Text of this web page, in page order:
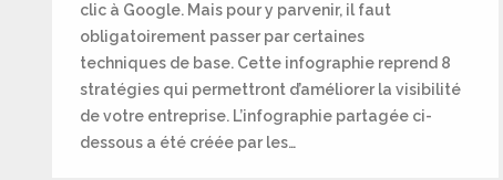
clic à Google. Mais pour y parvenir, il faut
obligatoirement passer par certaines
techniques de base. Cette infographie reprend 8
stratégies qui permettront d’améliorer la visibilité
de votre entreprise. L’infographie partagée ci-
dessous a été créée par les…